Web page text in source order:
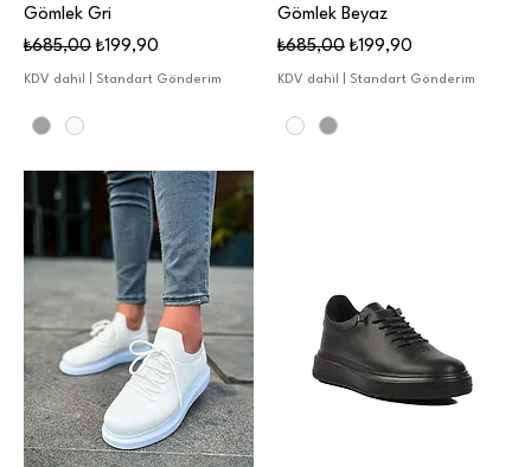
Gömlek Gri
Normal Fiyat
₺685,00 İndirimli Fiyat
₺199,90
KDV dahil Standart Gönderim
Gömlek Beyaz
Normal Fiyat
₺685,00 İndirimli Fiyat
₺199,90
KDV dahil Standart Gönderim